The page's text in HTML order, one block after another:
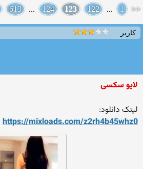
<<
1
...
122
123
124
...
613
کاربر
لایو سکسی
لینک دانلود:
https://mixloads.com/z2rh4b45whz0